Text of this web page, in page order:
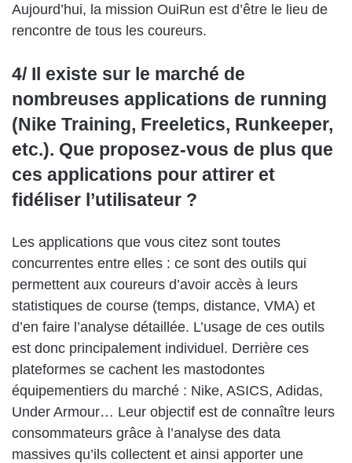
Aujourd’hui, la mission OuiRun est d’être le lieu de
rencontre de tous les coureurs.
4/ Il existe sur le marché de
nombreuses applications de running
(Nike Training, Freeletics, Runkeeper,
etc.). Que proposez-vous de plus que
ces applications pour attirer et
fidéliser l’utilisateur ?
Les applications que vous citez sont toutes
concurrentes entre elles : ce sont des outils qui
permettent aux coureurs d’avoir accès à leurs
statistiques de course (temps, distance, VMA) et
d’en faire l’analyse détaillée. L’usage de ces outils
est donc principalement individuel. Derrière ces
plateformes se cachent les mastodontes
équipementiers du marché : Nike, ASICS, Adidas,
Under Armour… Leur objectif est de connaître leurs
consommateurs grâce à l’analyse des data
massives qu’ils collectent et ainsi apporter une